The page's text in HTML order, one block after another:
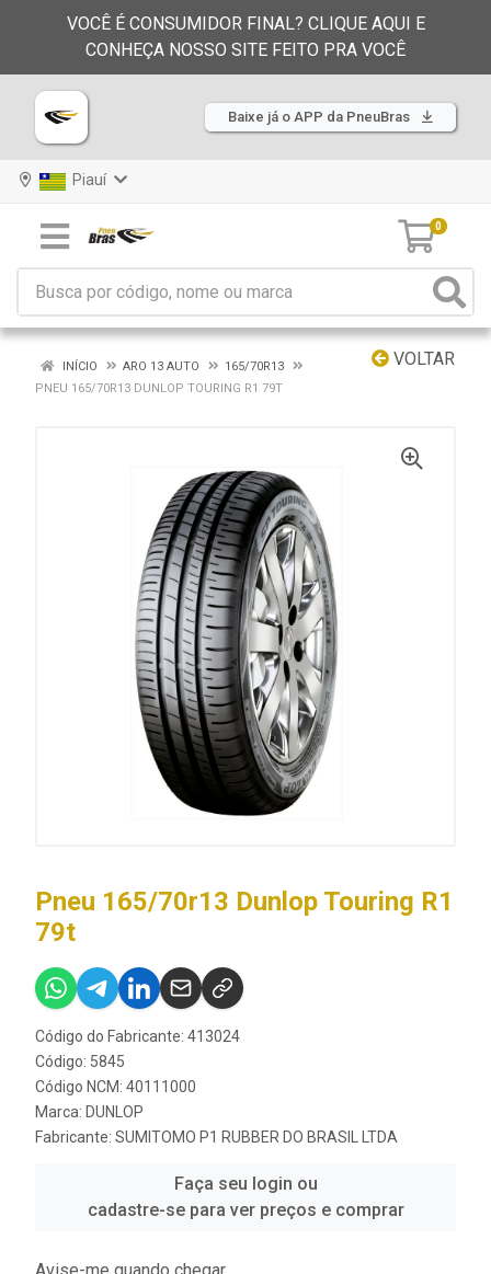
VOCÊ É CONSUMIDOR FINAL? CLIQUE AQUI E
CONHEÇA NOSSO SITE FEITO PRA VOCÊ
Baixe já o APP da PneuBras
Piauí
0
VOLTAR
INÍCIO ARO 13 AUTO
165/70R13
PNEU 165/70R13 DUNLOP TOURING R1 79T
Pneu 165/70r13 Dunlop Touring R1
79t
Código do Fabricante: 413024
Código: 5845
Código NCM: 40111000
Marca: DUNLOP
Fabricante: SUMITOMO P1 RUBBER DO BRASIL LTDA
Faça seu login ou
cadastre-se para ver preços e comprar